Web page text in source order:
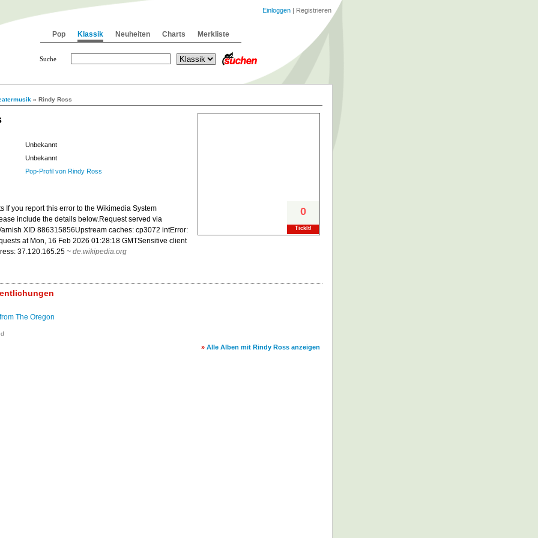
» Rindy Ross
0
TickIt!
Unbekannt
Unbekannt
Pop-Profil von Rindy Ross
If you report this error to the Wikimedia System
include the details below.Request served via
XID 886315856Upstream caches: cp3072 intError:
at Mon, 16 Feb 2026 01:28:18 GMTSensitive client
37.120.165.25 ~ de.wikipedia.org
The Oregon
» Alle Alben mit Rindy Ross anzeigen
Pop Klassik Neuheiten Charts Merkliste
Einloggen | Registrieren
Suche